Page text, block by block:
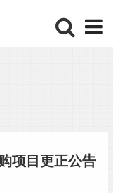
项目更正公告